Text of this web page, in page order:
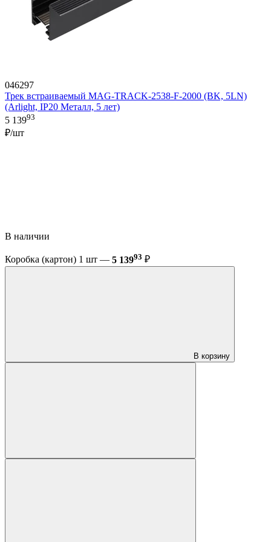
046297
Трек встраиваемый MAG-TRACK-2538-F-2000 (BK, 5LN)
(Arlight, IP20 Металл, 5 лет)
5 13993
₽/шт
В наличии
Коробка (картон) 1 шт — 5 13993 ₽
В корзину